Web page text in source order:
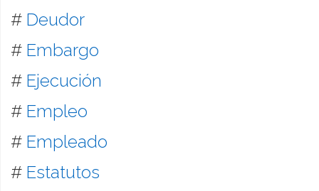
# Deudor
# Embargo
# Ejecución
# Empleo
# Empleado
# Estatutos